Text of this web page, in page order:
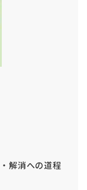
解消への道程